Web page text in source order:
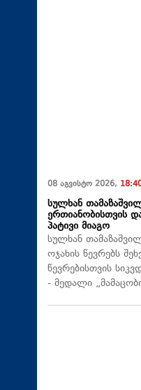
08 აგვისტო 2026,
სულხან
ერთიანობისთვის
პატივი მიაგო
სულხან
ოჯახის წევრებს
წევრებისთვის
- მედალი